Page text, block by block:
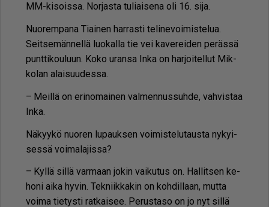
MM-ki­sois­sa. Nor­jas­ta tu­li­ai­se­na oli 16. sija.
Nuo­rem­pa­na Ti­ai­nen har­ras­ti te­li­ne­voi­mis­te­lua.
Seit­se­män­nel­lä luo­kal­la tie vei ka­ve­rei­den pe­räs­sä
punt­ti­kou­luun. Koko uran­sa In­ka on har­joi­tel­lut Mik­
ko­lan alai­suu­des­sa.
– Meil­lä on eri­no­mai­nen val­men­nus­suh­de, vah­vis­taa
In­ka.
Nä­kyy­kö nuo­ren lu­pauk­sen voi­mis­te­lu­taus­ta ny­kyi­
ses­sä voi­ma­la­jis­sa?
– Kyl­lä sil­lä var­maan jo­kin vai­ku­tus on. Hal­lit­sen ke­
ho­ni ai­ka hy­vin. Tek­niik­ka­kin on koh­dil­laan, mut­ta
voi­ma tie­tys­ti rat­kai­see. Pe­rus­ta­so on jo nyt sil­lä